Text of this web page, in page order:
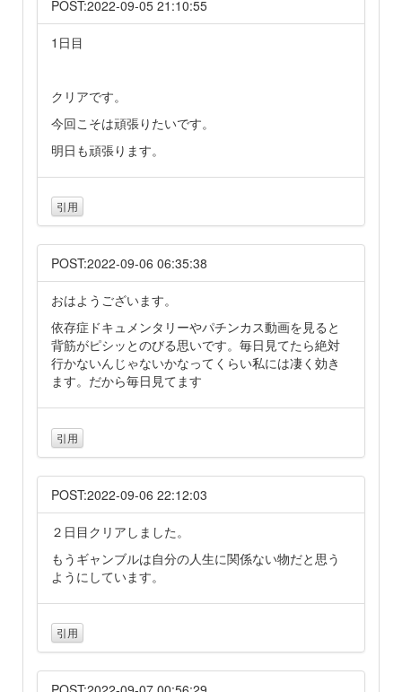
POST:2022-09-05 21:10:55
1日目
クリアです。
今回こそは頑張りたいです。
明日も頑張ります。
引用
POST:2022-09-06 06:35:38
おはようございます。
依存症ドキュメンタリーやパチンカス動画を見ると
背筋がピシッとのびる思いです。毎日見てたら絶対
行かないんじゃないかなってくらい私には凄く効き
ます。だから毎日見てます
引用
POST:2022-09-06 22:12:03
２日目クリアしました。
もうギャンブルは自分の人生に関係ない物だと思う
ようにしています。
引用